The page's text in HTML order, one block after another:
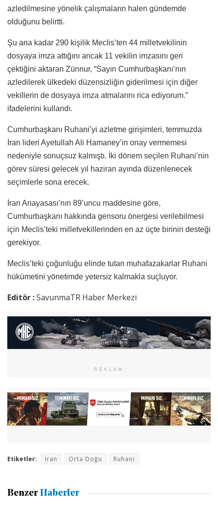
azledilmesine yönelik çalışmaların halen gündemde
olduğunu belirtti.
Şu ana kadar 290 kişilik Meclis’ten 44 milletvekilinin
dosyaya imza attığını ancak 11 vekilin imzasını geri
çektiğini aktaran Zünnur, “Sayın Cumhurbaşkanı’nın
azledilerek ülkedeki düzensizliğin giderilmesi için diğer
vekillerin de dosyaya imza atmalarını rica ediyorum.”
ifadelerini kullandı.
Cumhurbaşkanı Ruhani’yi azletme girişimleri, temmuzda
İran lideri Ayetullah Ali Hamaney’in onay vermemesi
nedeniyle sonuçsuz kalmıştı. İki dönem seçilen Ruhani’nin
görev süresi gelecek yıl haziran ayında düzenlenecek
seçimlerle sona erecek.
İran Anayasası’nın 89’uncu maddesine göre,
Cumhurbaşkanı hakkında gensoru önergesi verilebilmesi
için Meclis’teki milletvekillerinden en az üçte birinin desteği
gerekiyor.
Meclis’teki çoğunluğu elinde tutan muhafazakarlar Ruhani
hükümetini yönetimde yetersiz kalmakla suçluyor.
Editör :SavunmaTR Haber Merkezi
REKLAM
Etiketler: İran Orta Doğu Ruhani
Benzer Haberler